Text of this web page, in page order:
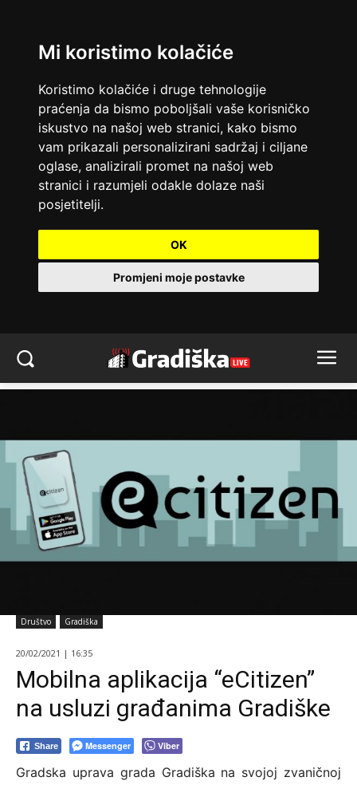
Mi koristimo kolačiće
Koristimo kolačiće i druge tehnologije
praćenja da bismo poboljšali vaše korisničko
iskustvo na našoj web stranici, kako bismo
vam prikazali personalizirani sadržaj i ciljane
oglase, analizirali promet na našoj web
stranici i razumjeli odakle dolaze naši
posjetitelji.
OK
Promjeni moje postavke
Društvo Gradiška
20/02/2021 | 16:35
Mobilna aplikacija “eCitizen”
na usluzi građanima Gradiške
Share Messenger Viber
Gradska uprava grada Gradiška na svojoj zvaničnoj